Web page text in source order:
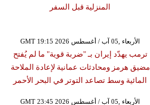
المنزلية قبل السفر
GMT 19:15 2026 الأربعاء ,05 آب / أغسطس
ترمب يهدّد إيران بـ "ضربة قوية" ما لم يُفتح
مضيق هرمز ومحادثات عمانية لإعادة الملاحة
المائية وسط تصاعد التوتر في البحر الأحمر
GMT 23:45 2026 الأربعاء ,05 آب / أغسطس